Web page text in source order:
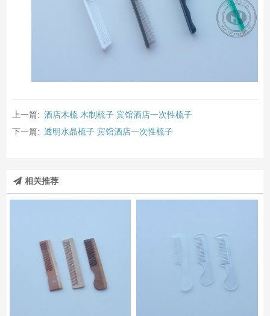
上一篇: 酒店木梳 木制梳子 宾馆酒店一次性梳子
下一篇: 透明水晶梳子 宾馆酒店一次性梳子
相关推荐